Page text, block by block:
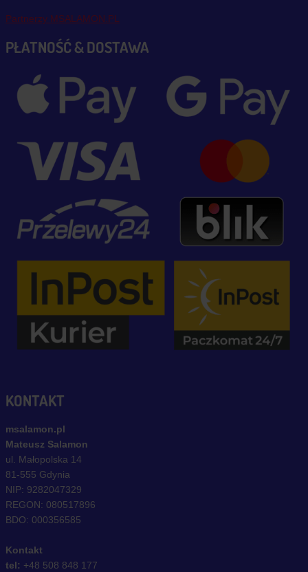
Partnerzy MSALAMON.PL
PŁATNOŚĆ & DOSTAWA
KONTAKT
msalamon.pl
Mateusz Salamon
ul. Małopolska 14
81-555 Gdynia
NIP: 9282047329
REGON: 080517896
BDO: 000356585
Kontakt
tel: +48 508 848 177